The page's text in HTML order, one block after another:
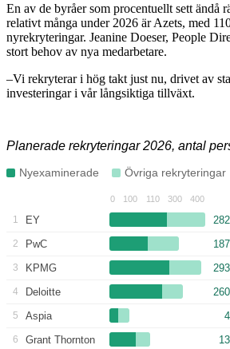
En av de byråer som procentuellt sett ändå
relativt många under 2026 är Azets, med
nyrekryteringar. Jeanine Doeser, People
stort behov av nya medarbetare.
–Vi rekryterar i hög takt just nu, drivet av
investeringar i vår långsiktiga tillväxt.
Planerade rekryteringar 2026, antal
Nyexaminerade Övriga rekryteringar
0 100 110 300 400
1 EY 282
2 PwC 187
3 KPMG 293
4 Deloitte 260
5 Aspia
6 Grant Thornton